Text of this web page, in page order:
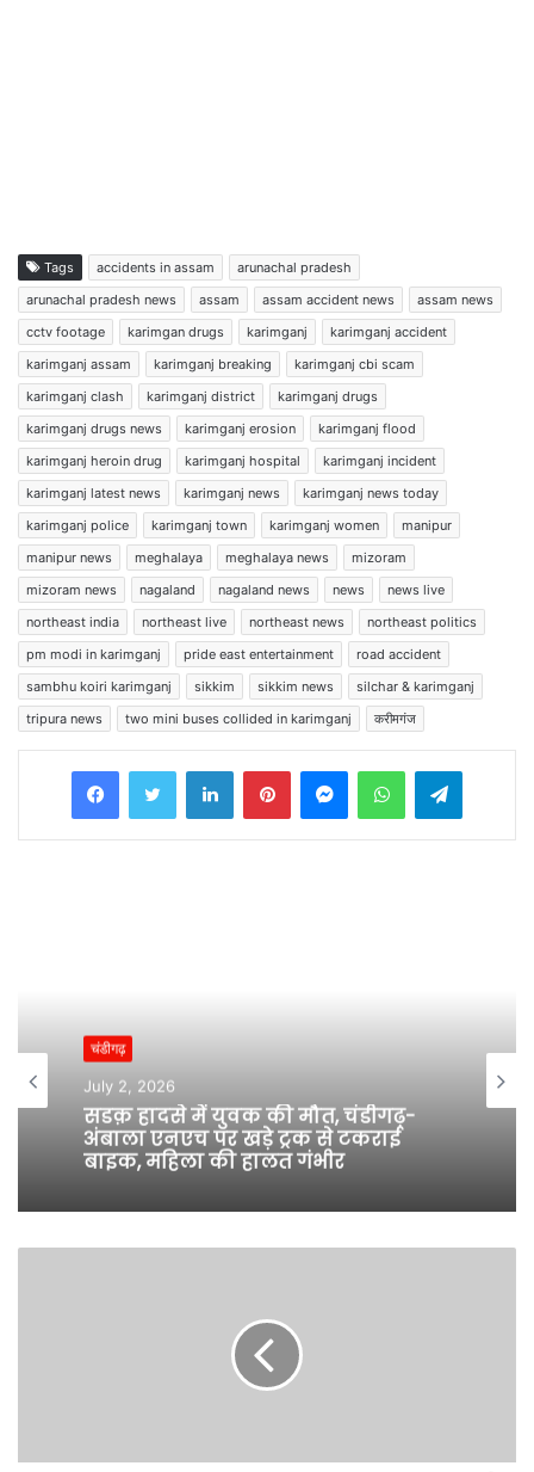
Tags accidents in assam
arunachal pradesh
arunachal pradesh news
assam assam accident news
assam news
cctv footage
karimgan drugs karimganj
karimganj accident
karimganj assam
karimganj breaking
karimganj cbi scam
karimganj clash
karimganj district
karimganj drugs
karimganj drugs news
karimganj erosion
karimganj flood
karimganj heroin drug
karimganj hospital
karimganj incident
karimganj latest news
karimganj news
karimganj news today
karimganj police
karimganj town karimganj women
manipur
manipur news
meghalaya meghalaya news
mizoram
mizoram news
nagaland nagaland news news
news live
northeast india
northeast live northeast news
northeast politics
pm modi in karimganj
pride east entertainment
road accident
sambhu koiri karimganj
sikkim sikkim news
silchar & karimganj
tripura news
two mini buses collided in karimganj करीमगंज
चंडीगढ़
July 2, 2026
सडक़ हादसे में युवक की मौत, चंडीगढ़-
अंबाला एनएच पर खड़े ट्रक से टकराई
बाइक, महिला की हालत गंभीर